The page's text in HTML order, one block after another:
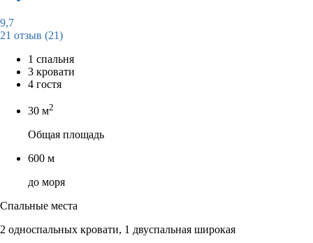
9,7
21 отзыв (21)
1 спальня
3 кровати
4 гостя
30 м2
Общая площадь
600 м
до моря
Спальные места
2 односпальных кровати, 1 двуспальная широкая